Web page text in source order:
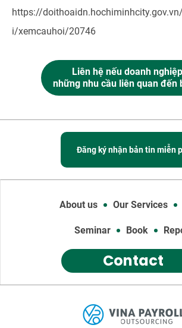
https://
i/xemcauhoi/20746
Liên hệ nếu doanh
những nhu cầu liên quan đến
Đăng ký nhận bản tin miễn
About us Our Services
Seminar Book
Contact